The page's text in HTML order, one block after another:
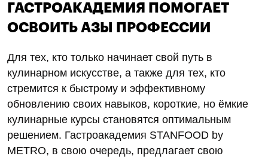
ГАСТРОАКАДЕМИЯ ПОМОГАЕТ
ОСВОИТЬ АЗЫ ПРОФЕССИИ
Для тех, кто только начинает свой путь в
кулинарном искусстве, а также для тех, кто
стремится к быстрому и эффективному
обновлению своих навыков, короткие, но ёмкие
кулинарные курсы становятся оптимальным
решением. Гастроакадемия STANFOOD by
METRO, в свою очередь, предлагает свою